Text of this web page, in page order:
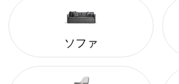
ソファ